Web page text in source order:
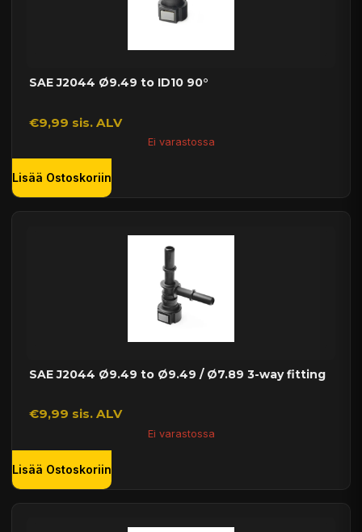
SAE J2044 Ø9.49 to ID10 90°
€9,99 sis. ALV
Ei varastossa
Lisää Ostoskoriin
SAE J2044 Ø9.49 to Ø9.49 / Ø7.89 3-way fitting
€9,99 sis. ALV
Ei varastossa
Lisää Ostoskoriin